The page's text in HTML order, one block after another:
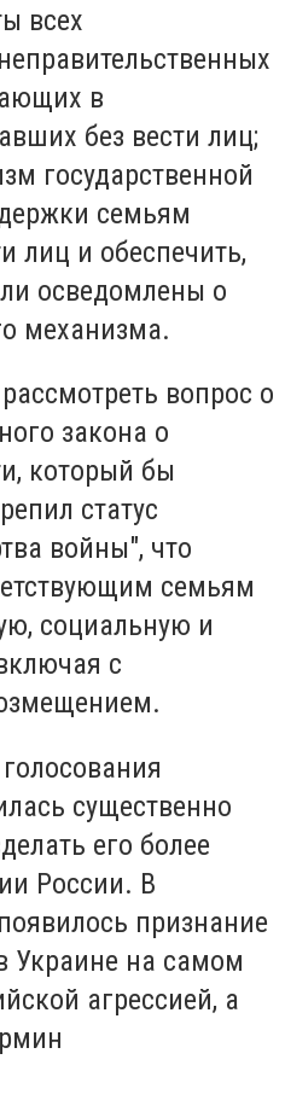
всех
в
без вести лиц;
государственной
семьям
лиц и обеспечить,
осведомлены о
механизма.
вопрос о
закона о
который бы
статус
войны", что
семьям
социальную и
с
существенно
его более
России. В
признание
Украине на самом
агрессией, а